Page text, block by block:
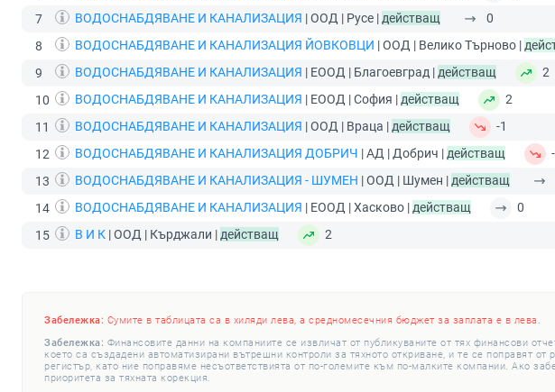
7
ВОДОСНАБДЯВАНЕ И КАНАЛИЗАЦИЯ | ООД | Русе | действащ 0
8
ВОДОСНАБДЯВАНЕ И КАНАЛИЗАЦИЯ ЙОВКОВЦИ | ООД | Велико Търново |
9
ВОДОСНАБДЯВАНЕ И КАНАЛИЗАЦИЯ | ЕООД | Благоевград | действащ 2
10
ВОДОСНАБДЯВАНЕ И КАНАЛИЗАЦИЯ | ЕООД | София | действащ 2
11
ВОДОСНАБДЯВАНЕ И КАНАЛИЗАЦИЯ | ООД | Враца | действащ -1
12
ВОДОСНАБДЯВАНЕ И КАНАЛИЗАЦИЯ ДОБРИЧ | АД | Добрич | действащ
13
ВОДОСНАБДЯВАНЕ И КАНАЛИЗАЦИЯ - ШУМЕН | ООД | Шумен | действащ
14
ВОДОСНАБДЯВАНЕ И КАНАЛИЗАЦИЯ | ЕООД | Хасково | действащ 0
15
В И К | ООД | Кърджали | действащ 2
Забележка: Сумите в таблицата са в хиляди лева, а средномесечния бюджет за заплата е в лева.
Забележка: Финансовите данни на компаниите се извличат от публикуваните от тях финансови
което са създадени автоматизирани вътрешни контроли за тяхното откриване, и те се поправят
регистър, като ние поправяме несъответствията от по-големите към по-малките компании. Ако
приоритета за тяхната корекция.